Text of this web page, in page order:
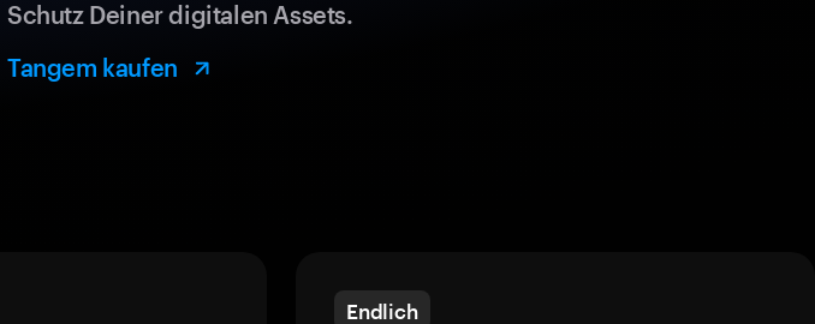
Schutz Deiner digitalen Assets.
Tangem kaufen
Endlich